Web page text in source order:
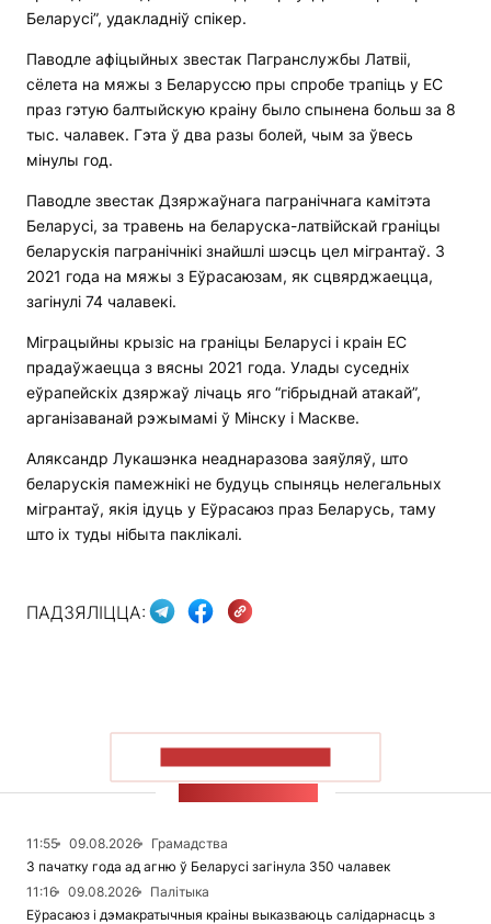
Беларусі”, удакладніў спікер.
Паводле афіцыйных звестак Пагранслужбы Латвіі,
сёлета на мяжы з Беларуссю пры спробе трапіць у ЕС
праз гэтую балтыйскую краіну было спынена больш за 8
тыс. чалавек. Гэта ў два разы болей, чым за ўвесь
мінулы год.
Паводле звестак Дзяржаўнага пагранічнага камітэта
Беларусі, за травень на беларуска-латвійскай граніцы
беларускія пагранічнікі знайшлі шэсць цел мігрантаў. З
2021 года на мяжы з Еўрасаюзам, як сцвярджаецца,
загінулі 74 чалавекі.
Міграцыйны крызіс на граніцы Беларусі і краін ЕС
прадаўжаецца з вясны 2021 года. Улады суседніх
еўрапейскіх дзяржаў лічаць яго “гібрыднай атакай”,
арганізаванай рэжымамі ў Мінску і Маскве.
Аляксандр Лукашэнка неаднаразова заяўляў, што
беларускія памежнікі не будуць спыняць нелегальных
мігрантаў, якія ідуць у Еўрасаюз праз Беларусь, таму
што іх туды нібыта паклікалі.
ПАДЗЯЛІЦЦА:
11:55 09.08.2026
Грамадства
З пачатку года ад агню ў Беларусі загінула 350 чалавек
11:16
09.08.2026
Палітыка
Еўрасаюз і дэмакратычныя краіны выказваюць салідарнасць з